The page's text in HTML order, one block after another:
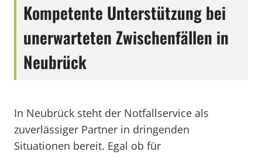
Kompetente Unterstützung bei
unerwarteten Zwischenfällen in
Neubrück
In Neubrück steht der Notfallservice als
zuverlässiger Partner in dringenden
Situationen bereit. Egal ob für